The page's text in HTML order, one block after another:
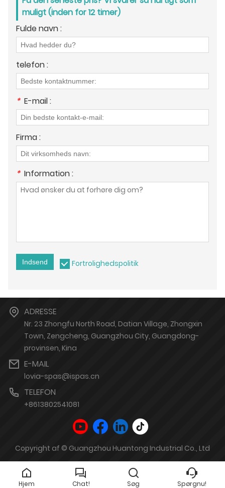
muligt (inden for 12 timer)
Fulde navn :
telefon :
* E-mail :
Firma :
* Information :
Indsend Fortrolighedspolitik
ADRESSE
Nr. 23 Zhongfu North Road, Datian Village, Zhongxin
Town, Zengcheng, Guangzhou City, Guangdong-
provinsen, Kina
E-MAIL
lovia-spas@ispas.cn
TELEFON
+8613802541081
Copyright af © Guangzhou Huantong Industrial Co., Ltd
Hjem Chat! Søg Spørgnu!